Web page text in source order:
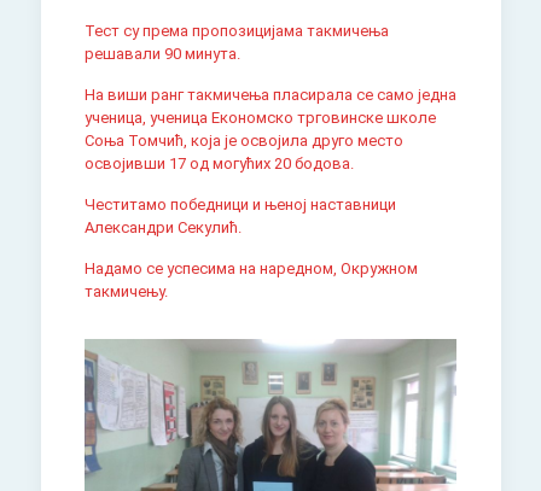
Тест су према пропозицијама такмичења
решавали 90 минута.
На виши ранг такмичења пласирала се само једна
ученица, ученица Економско трговинске школе
Соња Томчић, која је освојила друго место
освојивши 17 од могућих 20 бодова.
Честитамо победници и њеној наставници
Александри Секулић.
Надамо се успесима на наредном, Окружном
такмичењу.